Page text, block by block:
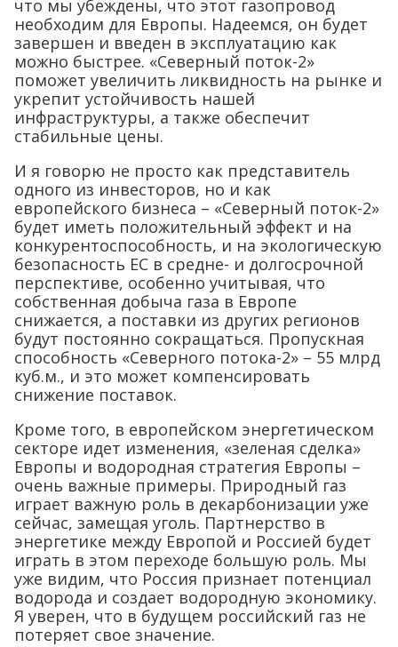
что мы убеждены, что этот газопровод
необходим для Европы. Надеемся, он будет
завершен и введен в эксплуатацию как
можно быстрее. «Северный поток-2»
поможет увеличить ликвидность на рынке и
укрепит устойчивость нашей
инфраструктуры, а также обеспечит
стабильные цены.
И я говорю не просто как представитель
одного из инвесторов, но и как
европейского бизнеса – «Северный поток-2»
будет иметь положительный эффект и на
конкурентоспособность, и на экологическую
безопасность ЕС в средне- и долгосрочной
перспективе, особенно учитывая, что
собственная добыча газа в Европе
снижается, а поставки из других регионов
будут постоянно сокращаться. Пропускная
способность «Северного потока-2» – 55 млрд
куб.м., и это может компенсировать
снижение поставок.
Кроме того, в европейском энергетическом
секторе идет изменения, «зеленая сделка»
Европы и водородная стратегия Европы –
очень важные примеры. Природный газ
играет важную роль в декарбонизации уже
сейчас, замещая уголь. Партнерство в
энергетике между Европой и Россией будет
играть в этом переходе большую роль. Мы
уже видим, что Россия признает потенциал
водорода и создает водородную экономику.
Я уверен, что в будущем российский газ не
потеряет свое значение.